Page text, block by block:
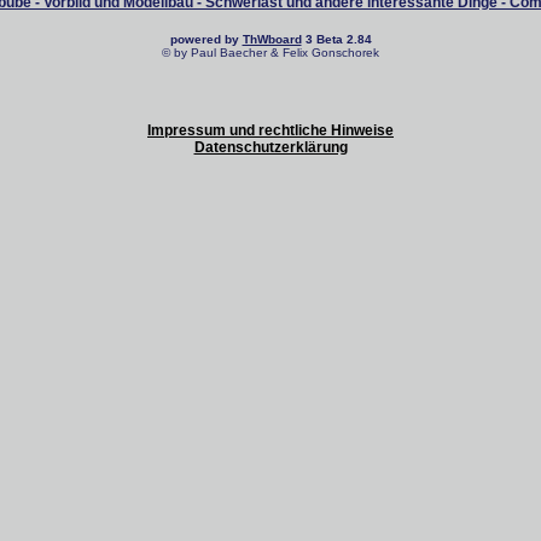
powered by ThWboard3 Beta 2.84
© by Paul Baecher & Felix Gonschorek
Impressum und rechtliche Hinweise
Datenschutzerklärung